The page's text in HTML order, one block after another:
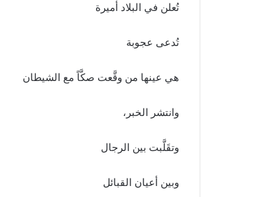
تُعلن في البلاد أميرة
تُدعى عجوبة
هي عينها من وقَّعت صكَّاً مع الشيطان
وانتشر الخبر،
وتقَلَّبت بين الرجال
وبين أعيان القبائل